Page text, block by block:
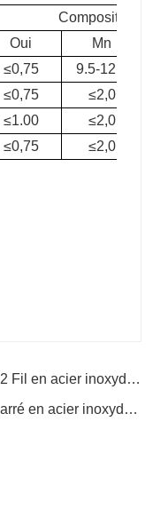
Composition
Oui
Mn
≤0,75
9.5-12.5
≤0,75
≤2,0
≤1.00
≤2,0
≤0,75 ≤2,0
Article précédentprécédent : UGI 4062 Fil en acier inoxydable
Article suivant article suivant : Tube carré en acier inoxydable